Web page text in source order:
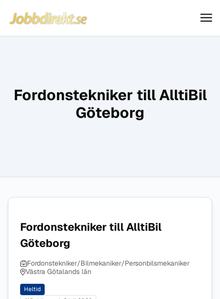
Hoppa till innehåll
Jobbdirekt
Fordonstekniker till AlltiBil
Göteborg
Fordonstekniker till AlltiBil
Göteborg
Fordonstekniker/Bilmekaniker/Personbilsmekaniker
Västra Götalands län
Heltid